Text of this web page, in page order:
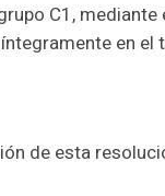
C1,
en el
de esta